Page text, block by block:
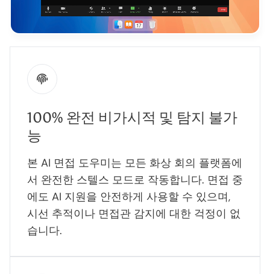
100% 완전 비가시적 및 탐지 불가
능
본 AI 면접 도우미는 모든 화상 회의 플랫폼에
서 완전한 스텔스 모드로 작동합니다. 면접 중
에도 AI 지원을 안전하게 사용할 수 있으며,
시선 추적이나 면접관 감지에 대한 걱정이 없
습니다.